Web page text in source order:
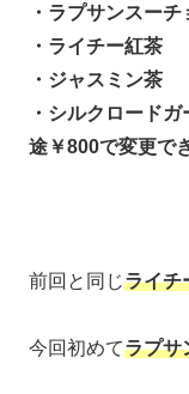
・ラプサンスーチ
・ライチー紅茶
・ジャスミン茶
・シルクロード
途￥800で変更で
前回と同じライチ
今回初めてラプサ